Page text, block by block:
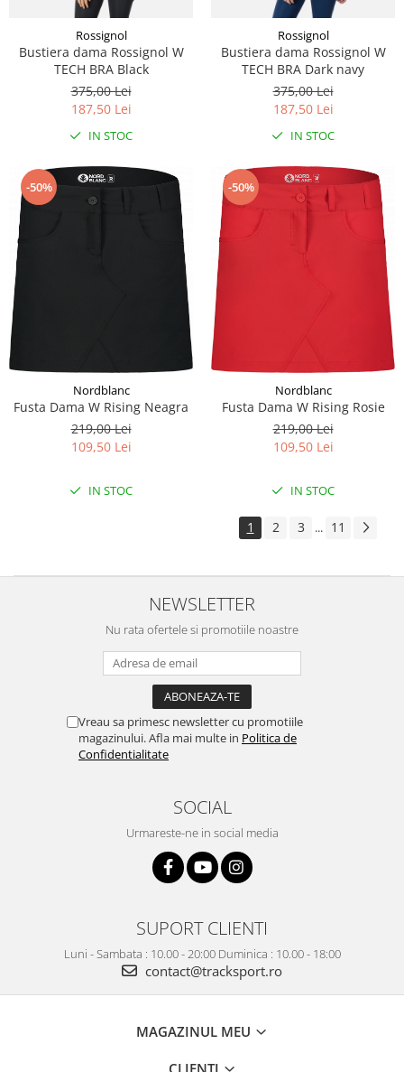
Rossignol
Bustiera dama Rossignol W
TECH BRA Black
375,00 Lei
187,50 Lei
IN STOC
Rossignol
Bustiera dama Rossignol W
TECH BRA Dark navy
375,00 Lei
187,50 Lei
IN STOC
-50%
Nordblanc
Fusta Dama W Rising Neagra
219,00 Lei
109,50 Lei
IN STOC
-50%
Nordblanc
Fusta Dama W Rising Rosie
219,00 Lei
109,50 Lei
IN STOC
1 2 3 ... 11
NEWSLETTER
Nu rata ofertele si promotiile noastre
Vreau sa primesc newsletter cu promotiile
magazinului. Afla mai multe in Politica de
Confidentialitate
SOCIAL
Urmareste-ne in social media
SUPORT CLIENTI
Luni - Sambata : 10.00 - 20:00 Duminica : 10.00 - 18:00
contact@tracksport.ro
MAGAZINUL MEU